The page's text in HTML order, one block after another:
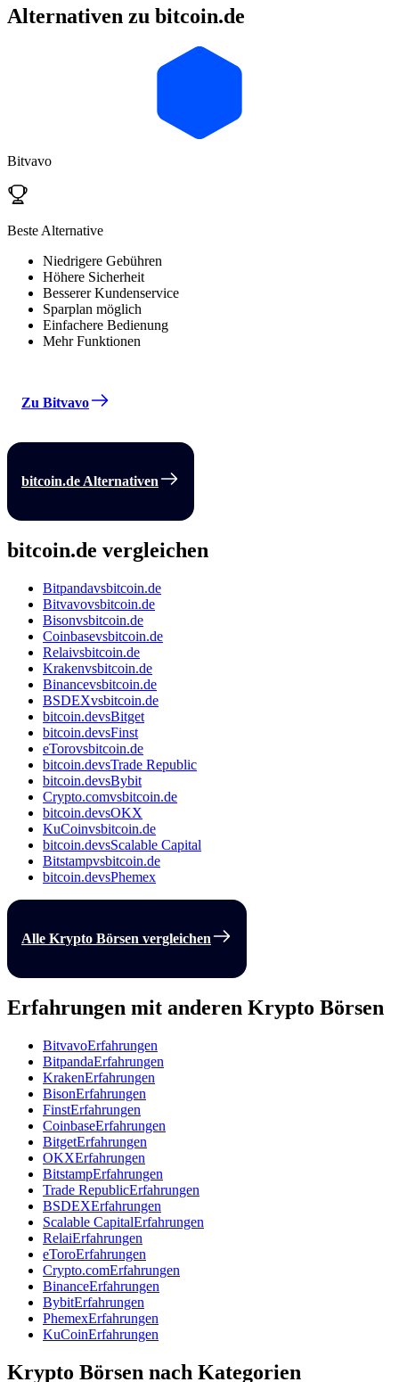
Alternativen zu bitcoin.de
Bitvavo
Beste Alternative
Niedrigere Gebühren
Höhere Sicherheit
Besserer Kundenservice
Sparplan möglich
Einfachere Bedienung
Mehr Funktionen
Zu Bitvavo
bitcoin.de Alternativen
bitcoin.de vergleichen
Bitpandavsbitcoin.de
Bitvavovsbitcoin.de
Bisonvsbitcoin.de
Coinbasevsbitcoin.de
Relaivsbitcoin.de
Krakenvsbitcoin.de
Binancevsbitcoin.de
BSDEXvsbitcoin.de
bitcoin.devsBitget
bitcoin.devsFinst
eTorovsbitcoin.de
bitcoin.devsTrade Republic
bitcoin.devsBybit
Crypto.comvsbitcoin.de
bitcoin.devsOKX
KuCoinvsbitcoin.de
bitcoin.devsScalable Capital
Bitstampvsbitcoin.de
bitcoin.devsPhemex
Alle Krypto Börsen vergleichen
Erfahrungen mit anderen Krypto Börsen
BitvavoErfahrungen
BitpandaErfahrungen
KrakenErfahrungen
BisonErfahrungen
FinstErfahrungen
CoinbaseErfahrungen
BitgetErfahrungen
OKXErfahrungen
BitstampErfahrungen
Trade RepublicErfahrungen
BSDEXErfahrungen
Scalable CapitalErfahrungen
RelaiErfahrungen
eToroErfahrungen
Crypto.comErfahrungen
BinanceErfahrungen
BybitErfahrungen
PhemexErfahrungen
KuCoinErfahrungen
Krypto Börsen nach Kategorien